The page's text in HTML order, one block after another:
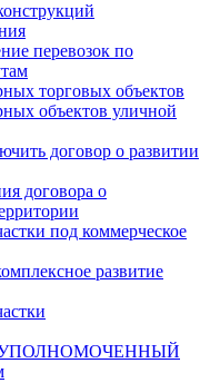
перевозок по
торговых объектов
объектов уличной
договор о развитии
договора о
под коммерческое
развитие